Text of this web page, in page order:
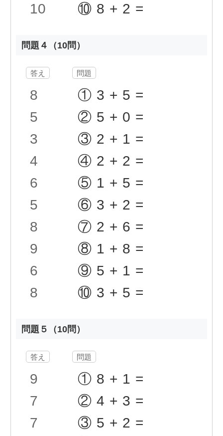
10
⑩8+2=
問題４（10問）
答え 問題
8
①3+5=
5
②5+0=
3
③2+1=
4
④2+2=
6
⑤1+5=
5
⑥3+2=
8
⑦2+6=
9
⑧1+8=
6
⑨5+1=
8
⑩3+5=
問題５（10問）
答え 問題
9
①8+1=
7
②4+3=
7
③5+2=